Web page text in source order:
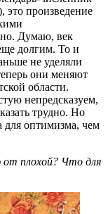
это произведение
Думаю, век
долгим. То и
не уделяли
они меняют
области.
непредсказуем,
трудно. Но
для оптимизма, чем
плохой? Что для